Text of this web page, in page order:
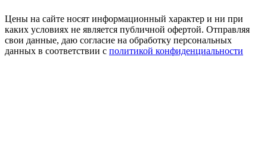
Цены на сайте носят информационный характер и ни при
каких условиях не является публичной офертой. Отправляя
свои данные, даю согласие на обработку персональных
данных в соответствии с политикой конфиденциальности